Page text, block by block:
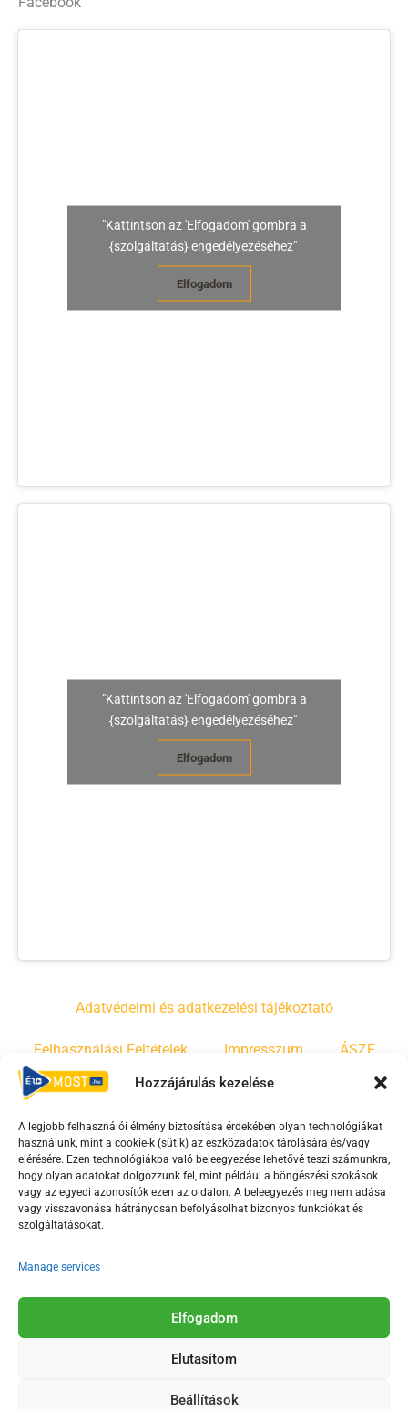
Hozzájárulás kezelése
A legjobb felhasználói élmény biztosítása érdekében olyan technológiákat
használunk, mint a cookie-k (sütik) az eszközadatok tárolására és/vagy
elérésére. Ezen technológiákba való beleegyezése lehetővé teszi számunkra,
hogy olyan adatokat dolgozzunk fel, mint például a böngészési szokások
vagy az egyedi azonosítók ezen az oldalon. A beleegyezés meg nem adása
vagy visszavonása hátrányosan befolyásolhat bizonyos funkciókat és
szolgáltatásokat.
Manage services
Elfogadom
Elutasítom
Beállítások
"Kattintson az 'Elfogadom' gombra a
{szolgáltatás} engedélyezéséhez"
Elfogadom
"Kattintson az 'Elfogadom' gombra a
{szolgáltatás} engedélyezéséhez"
Elfogadom
Adatvédelmi és adatkezelési tájékoztató
Felhasználási Feltételek Impresszum ÁSZF
Irányelvek Moderálási szabályzat
F
a
c
e
o
o
-
Y
o
u
t
b
e
s
T
i
k
Az Érd Média médiaszolgáltatási tevékenységét a
Médiatanács a Magyar Média Mecenatúra program
2018-2026. © Minden jog fenntartva, Érd Megyei Jogú Város